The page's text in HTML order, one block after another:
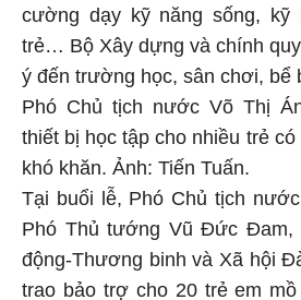
cường dạy kỹ năng sống, kỹ
trẻ… Bộ Xây dựng và chính
ý đến trường học, sân chơi, bể
Phó Chủ tịch nước Võ Thị
thiết bị học tập cho nhiều trẻ
khó khăn. Ảnh: Tiến Tuấn.
Tại buổi lễ, Phó Chủ tịch
Phó Thủ tướng Vũ Đức Đam,
động-Thương binh và Xã hội
trao bảo trợ cho 20 trẻ em